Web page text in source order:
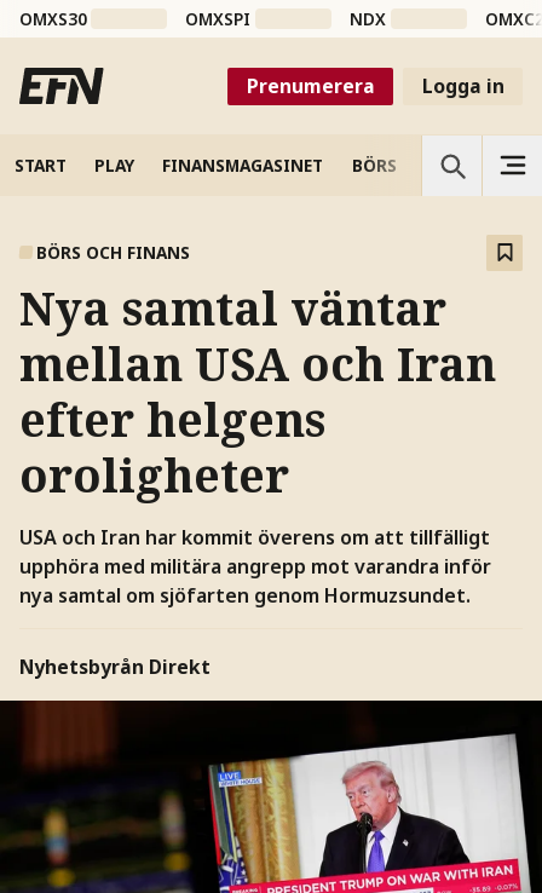
OMXS30 OMXSPI NDX
Prenumerera Logga in
START PLAY FINANSMAGASINET BÖRS VETENSKAP
BÖRS OCH FINANS
Nya samtal väntar
mellan USA och Iran
efter helgens
oroligheter
USA och Iran har kommit överens om att tillfälligt
upphöra med militära angrepp mot varandra inför
nya samtal om sjöfarten genom Hormuzsundet.
Nyhetsbyrån Direkt